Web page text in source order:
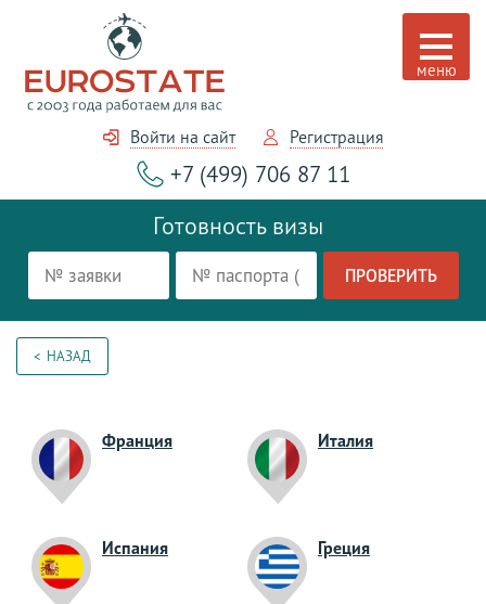
Войти на сайт Регистрация
+7 (499) 706 87 11
Готовность визы
НАЗАД
Франция Италия
Испания Греция